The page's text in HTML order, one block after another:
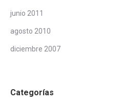
junio 2011
agosto 2010
diciembre 2007
Categorías